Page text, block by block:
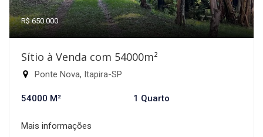
R$ 650.000
Sítio à Venda com 54000m²
Ponte Nova, Itapira-SP
54000 M² 1 Quarto
Mais informações